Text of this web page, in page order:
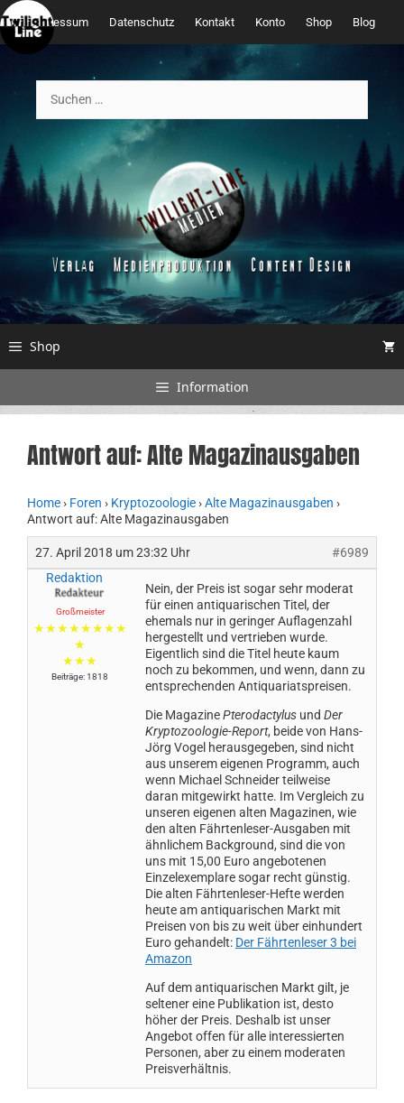
Zum
Inhalt
springen
Impressum Datenschutz Kontakt Konto Shop Blog
nach:
Shop
Information
Antwort auf: Alte Magazinausgaben
Home› Foren › Kryptozoologie›Alte Magazinausgaben ›
Antwort auf: Alte Magazinausgaben
27. April 2018 um 23:32 Uhr
#6989
Redaktion
Großmeister
★★★★★★★★
★
★★★
Beiträge: 1818
Nein, der Preis ist sogar sehr moderat
für einen antiquarischen Titel, der
ehemals nur in geringer Auflagenzahl
hergestellt und vertrieben wurde.
Eigentlich sind die Titel heute kaum
noch zu bekommen, und wenn, dann zu
entsprechenden Antiquariatspreisen.
Die MagazinePterodactylus und Der
Kryptozoologie-Report, beide von Hans-
Jörg Vogel herausgegeben, sind nicht
aus unserem eigenen Programm, auch
wenn Michael Schneider teilweise
daran mitgewirkt hatte. Im Vergleich zu
unseren eigenen alten Magazinen, wie
den alten Fährtenleser-Ausgaben mit
ähnlichem Background, sind die von
uns mit 15,00 Euro angebotenen
Einzelexemplare sogar recht günstig.
Die alten Fährtenleser-Hefte werden
heute am antiquarischen Markt mit
Preisen von bis zu weit über einhundert
Euro gehandelt: Der Fährtenleser 3 bei
Amazon
Auf dem antiquarischen Markt gilt, je
seltener eine Publikation ist, desto
höher der Preis. Deshalb ist unser
Angebot offen für alle interessierten
Personen, aber zu einem moderaten
Preisverhältnis.